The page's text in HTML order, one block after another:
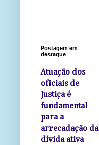
Postagem em
destaque
Atuação dos
oficiais de
Justiça é
fundamental
para a
arrecadação da
dívida ativa